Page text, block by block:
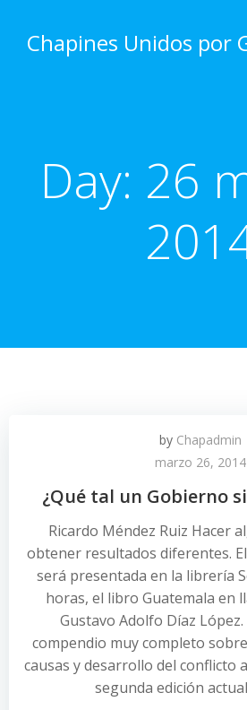
Chapines Unidos por
Day: 26
by Chapadmin
marzo 26, 2014
¿Qué tal un Gobierno
Ricardo Méndez Ruiz Hacer
obtener resultados diferentes.
será presentada en la librería
horas, el libro Guatemala en
Gustavo Adolfo Díaz
compendio muy completo
causas y desarrollo del conflicto
segunda edición